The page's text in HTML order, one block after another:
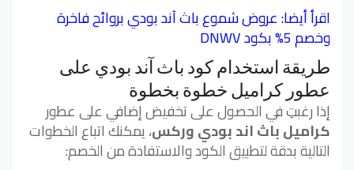
اقرأ أيضا:عروض شموع باث آند بودي بروائح فاخرة
وخصم 5% بكود DNWV
طريقة استخدام كود باث آند بودي على
عطور كراميل خطوة بخطوة
إذا رغبتِ في الحصول على تخفيض إضافي على عطور
كراميل باث اند بودي وركس، يمكنك اتباع الخطوات
التالية بدقة لتطبيق الكود والاستفادة من الخصم: